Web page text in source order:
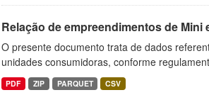
Relação de empreendimentos de
O presente documento trata de dados
unidades consumidoras, conforme
PDF ZIP PARQUET CSV